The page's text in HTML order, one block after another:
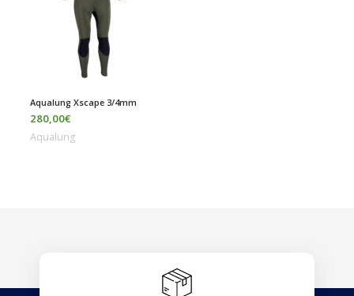
Aqualung Xscape 3/4mm
280,00€
Aqualung